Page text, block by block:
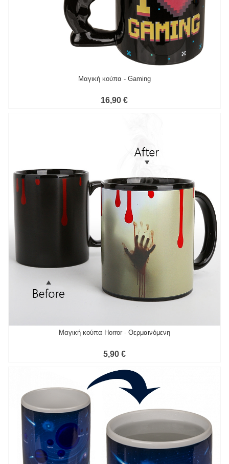
Μαγική κούπα - Gaming
16,90 €
Μαγική κούπα Horror - Θερμαινόμενη
5,90 €